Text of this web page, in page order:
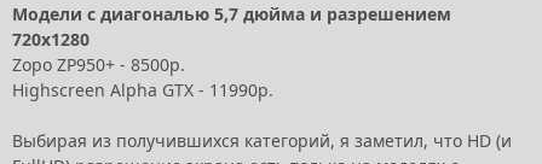
Модели с диагональю 5,7 дюйма и разрешением
720x1280
Zopo ZP950+ - 8500р.
Highscreen Alpha GTX - 11990р.
Выбирая из получившихся категорий, я заметил, что HD (и